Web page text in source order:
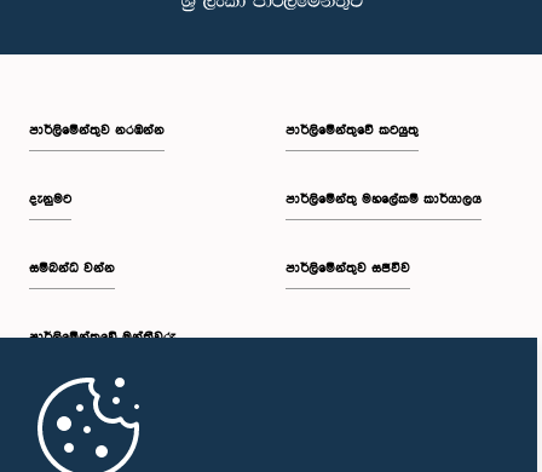
පාර්ලි‌මේන්තුව නරඹන්න
දැනුමට
සම්බන්ධ වන්න
පාර්ලි‌මේන්තුවේ මන්ත්‍රීවරු
මුල් පිටුව
පාර්ලිමේන්තුවේ කටයුතු
පාර්ලිමේන්තු මහලේකම් කාර්යාලය
පාර්ලිමේන්තුව සජීවීව